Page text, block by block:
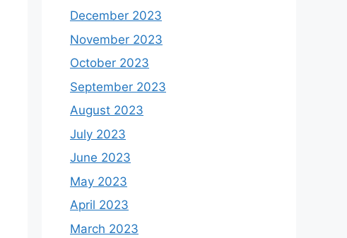
December 2023
November 2023
October 2023
September 2023
August 2023
July 2023
June 2023
May 2023
April 2023
March 2023